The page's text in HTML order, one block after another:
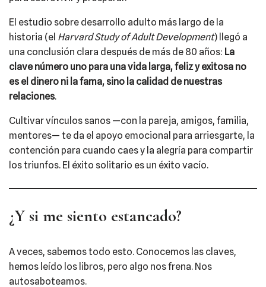
El estudio sobre desarrollo adulto más largo de la
historia (el Harvard Study of Adult Development) llegó a
una conclusión clara después de más de 80 años: La
clave número uno para una vida larga, feliz y exitosa no
es el dinero ni la fama, sino la calidad de nuestras
relaciones.
Cultivar vínculos sanos —con la pareja, amigos, familia,
mentores— te da el apoyo emocional para arriesgarte, la
contención para cuando caes y la alegría para compartir
los triunfos. El éxito solitario es un éxito vacío.
¿Y si me siento estancado?
A veces, sabemos todo esto. Conocemos las claves,
hemos leído los libros, pero algo nos frena. Nos
autosaboteamos.